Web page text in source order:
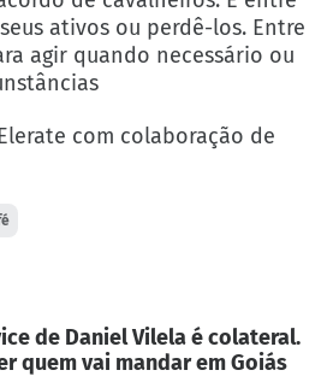
ativos ou perdê-los. Entre
agir quando necessário ou
com colaboração de
de Daniel Vilela é colateral.
quem vai mandar em Goiás